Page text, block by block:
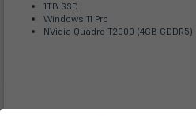
1TB SSD
Windows 11 Pro
NVidia Quadro T2000 (4GB GDDR5)